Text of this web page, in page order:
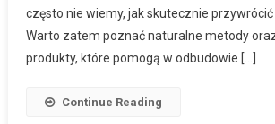
często nie wiemy, jak skutecznie
Warto zatem poznać naturalne metody
produkty, które pomogą w odbudowie […]
Continue Reading